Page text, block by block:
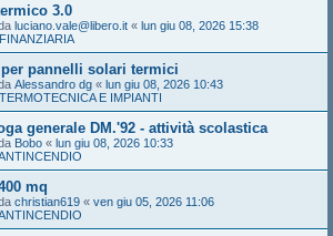
3.0
luciano.vale@libero.it « lun giu 08, 2026 15:38
pannelli solari termici
Alessandro dg « lun giu 08, 2026 10:43
E IMPIANTI
generale DM.'92 - attività scolastica
Bobo « lun giu 08, 2026 10:33
mq
christian619 « ven giu 05, 2026 11:06